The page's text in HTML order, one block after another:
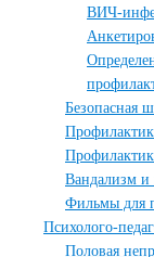
ВИЧ-
Безопасная
Вандализм и
Фильмы для
Психолого-
Половая